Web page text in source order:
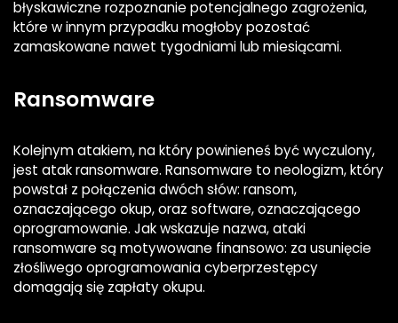
błyskawiczne rozpoznanie potencjalnego zagrożenia,
które w innym przypadku mogłoby pozostać
zamaskowane nawet tygodniami lub miesiącami.
Ransomware
Kolejnym atakiem, na który powinieneś być wyczulony,
jest atak ransomware. Ransomware to neologizm, który
powstał z połączenia dwóch słów: ransom,
oznaczającego okup, oraz software, oznaczającego
oprogramowanie. Jak wskazuje nazwa, ataki
ransomware są motywowane finansowo: za usunięcie
złośliwego oprogramowania cyberprzestępcy
domagają się zapłaty okupu.